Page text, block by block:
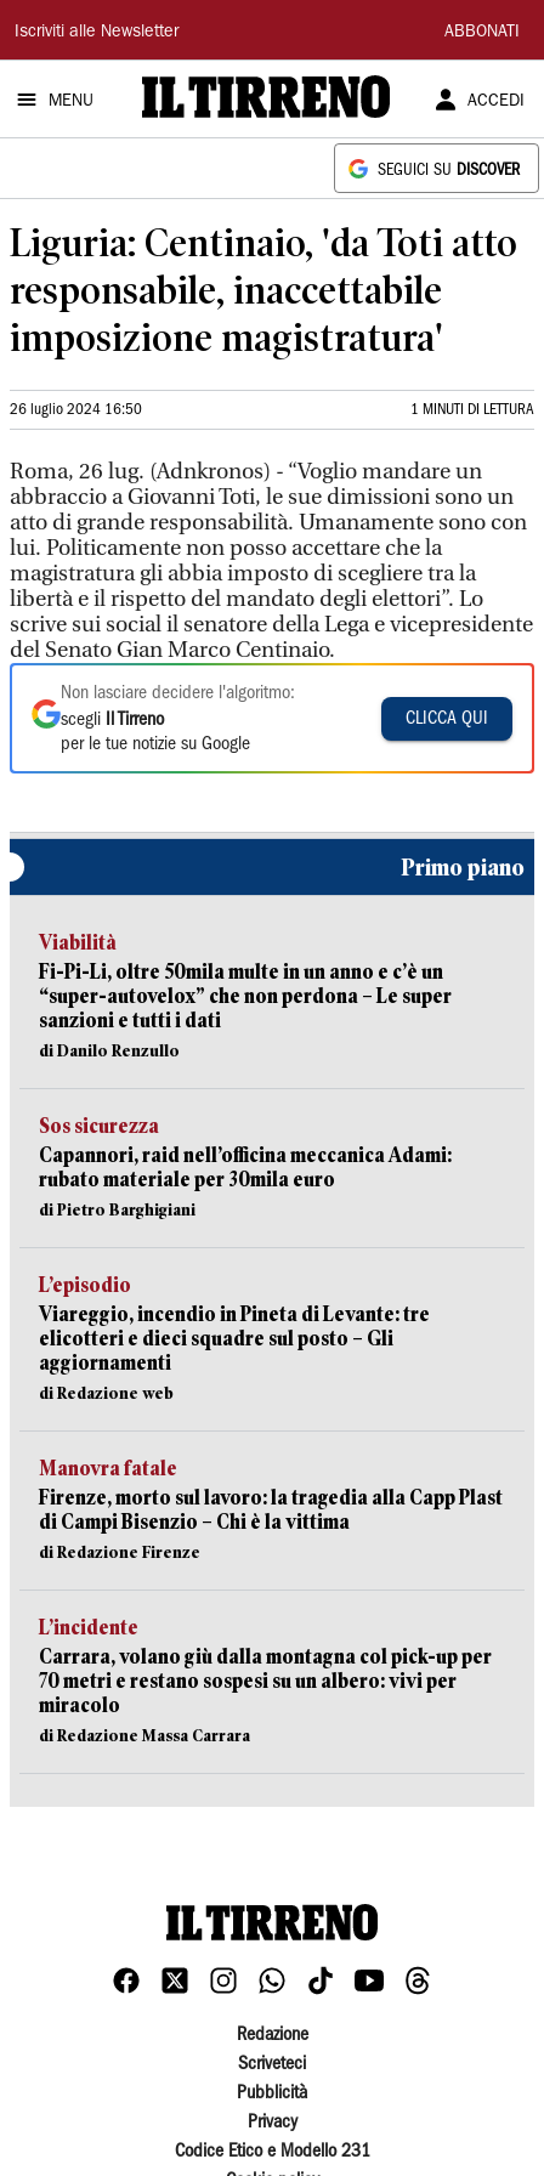
Il
Tirreno
Iscriviti alle Newsletter ABBONATI
MENU ACCEDI
SEGUICI SU DISCOVER
Liguria: Centinaio, 'da Toti atto
responsabile, inaccettabile
imposizione magistratura'
26 luglio 2024 16:50 1 MINUTI DI LETTURA
Roma, 26 lug. (Adnkronos) - “Voglio mandare un
abbraccio a Giovanni Toti, le sue dimissioni sono un
atto di grande responsabilità. Umanamente sono con
lui. Politicamente non posso accettare che la
magistratura gli abbia imposto di scegliere tra la
libertà e il rispetto del mandato degli elettori”. Lo
scrive sui social il senatore della Lega e vicepresidente
del Senato Gian Marco Centinaio.
Non lasciare decidere l'algoritmo:
scegli
Il Tirreno
per le tue notizie su Google
CLICCA QUI
Primo piano
Viabilità
Fi-Pi-Li, oltre 50mila multe in un anno e c’è un
“super-autovelox” che non perdona – Le super
sanzioni e tutti i dati
di Danilo Renzullo
Sos sicurezza
Capannori, raid nell’officina meccanica Adami:
rubato materiale per 30mila euro
di Pietro Barghigiani
L’episodio
Viareggio, incendio in Pineta di Levante: tre
elicotteri e dieci squadre sul posto – Gli
aggiornamenti
di Redazione web
Manovra fatale
Firenze, morto sul lavoro: la tragedia alla Capp Plast
di Campi Bisenzio – Chi è la vittima
di Redazione Firenze
L’incidente
Carrara, volano giù dalla montagna col pick-up per
70 metri e restano sospesi su un albero: vivi per
miracolo
di Redazione Massa Carrara
Redazione
Scriveteci
Pubblicità
Privacy
Codice Etico e Modello 231